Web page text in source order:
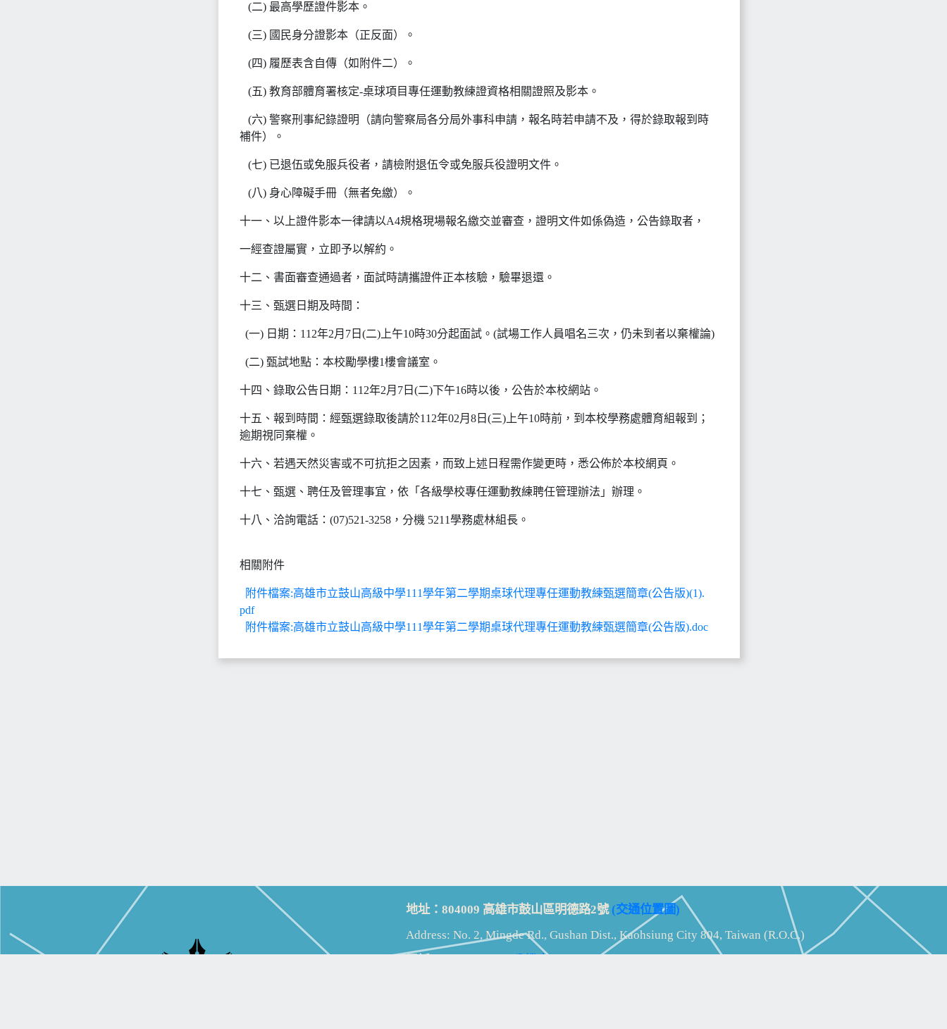
(二) 最高學歷證件影本。
(三) 國民身分證影本（正反面）。
(四) 履歷表含自傳（如附件二）。
(五) 教育部體育署核定-桌球項目專任運動教練證資格相關證照及影本。
(六) 警察刑事紀錄證明（請向警察局各分局外事科申請，報名時若申請不及，得於錄取報到時
補件）。
(七) 已退伍或免服兵役者，請檢附退伍令或免服兵役證明文件。
(八) 身心障礙手冊（無者免繳）。
十一、以上證件影本一律請以A4規格現場報名繳交並審查，證明文件如係偽造，公告錄取者，
一經查證屬實，立即予以解約。
十二、書面審查通過者，面試時請攜證件正本核驗，驗畢退還。
十三、甄選日期及時間：
(一) 日期：112年2月7日(二)上午10時30分起面試。(試場工作人員唱名三次，仍未到者以棄權論)
(二) 甄試地點：本校勵學樓1樓會議室。
十四、錄取公告日期：112年2月7日(二)下午16時以後，公告於本校網站。
十五、報到時間：經甄選錄取後請於112年02月8日(三)上午10時前，到本校學務處體育組報到；
逾期視同棄權。
十六、若遇天然災害或不可抗拒之因素，而致上述日程需作變更時，悉公佈於本校網頁。
十七、甄選、聘任及管理事宜，依「各級學校專任運動教練聘任管理辦法」辦理。
十八、洽詢電話：(07)521-3258，分機 5211學務處林組長。
相關附件
附件檔案:高雄市立鼓山高級中學111學年第二學期桌球代理專任運動教練甄選簡章(公告版)(1).
pdf
附件檔案:高雄市立鼓山高級中學111學年第二學期桌球代理專任運動教練甄選簡章(公告版).doc
地址：804009 高雄市鼓山區明德路2號 (交通位置圖)
Address: No. 2, Mingde Rd., Gushan Dist., Kaohsiung City 804, Taiwan (R.O.C.)